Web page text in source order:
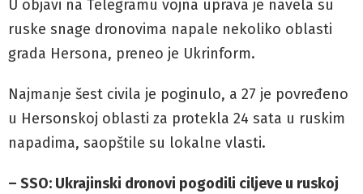
U objavi na Telegramu vojna uprava je navela su
ruske snage dronovima napale nekoliko oblasti
grada Hersona, preneo je Ukrinform.
Najmanje šest civila je poginulo, a 27 je povređeno
u Hersonskoj oblasti za protekla 24 sata u ruskim
napadima, saopštile su lokalne vlasti.
– SSO: Ukrajinski dronovi pogodili ciljeve u ruskoj